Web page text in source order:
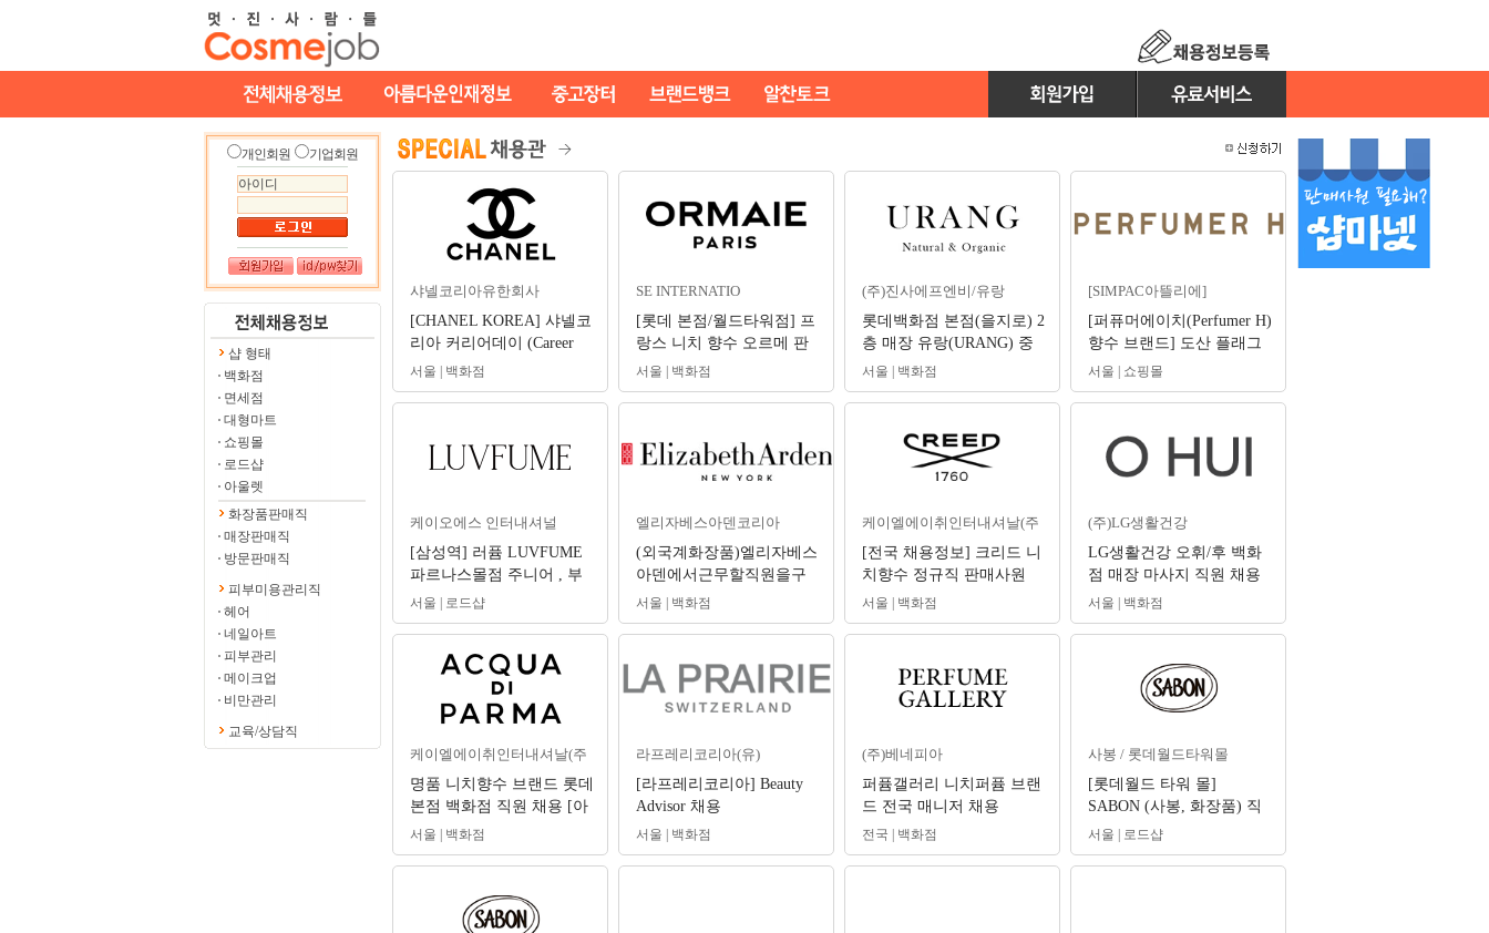
개인회원 기업회원
샵 형태
백화점
면세점
대형마트
쇼핑몰
로드샵
아울렛
화장품판매직
매장판매직
방문판매직
피부미용관리직
헤어
네일아트
피부관리
메이크업
비만관리
교육/상담직
샤넬코리아유한회사
[CHANEL KOREA] 샤넬코
리아 커리어데이 (Career
day) 및 수시 채용
서울 | 백화점
SE INTERNATIO
[롯데 본점/월드타워점] 프
랑스 니치 향수 오르메 판
매사원 구인
서울 | 백화점
(주)진사에프엔비/유랑
롯데백화점 본점(을지로) 2
층 매장 유랑(URANG) 중
간관리자 채용합니다.
서울 | 백화점
[SIMPAC아뜰리에]
[퍼퓨머에이치(Perfumer H)
향수 브랜드] 도산 플래그
십 향수 큐레이터(Scent
Curator)채용
서울 | 쇼핑몰
케이오에스 인터내셔널
[삼성역] 러퓸 LUVFUME
파르나스몰점 주니어 , 부
매니저 구인
서울 | 로드샵
엘리자베스아덴코리아
(외국계화장품)엘리자베스
아덴에서근무할직원을구
인합니다.
서울 | 백화점
케이엘에이취인터내셔날(주
[전국 채용정보] 크리드 니
치향수 정규직 판매사원
(신입/경력) 채용 #뷰티카
운셀러
서울 | 백화점
(주)LG생활건강
LG생활건강 오휘/후 백화
점 매장 마사지 직원 채용
(계약직/서울수도권)
서울 | 백화점
케이엘에이취인터내셔날(주
명품 니치향수 브랜드 롯데
본점 백화점 직원 채용 [아
쿠아 디 파르마]
서울 | 백화점
라프레리코리아(유)
[라프레리코리아] Beauty
Advisor 채용
서울 | 백화점
(주)베네피아
퍼퓸갤러리 니치퍼퓸 브랜
드 전국 매니저 채용
전국 | 백화점
사봉 / 롯데월드타워몰
[롯데월드 타워 몰]
SABON (사봉, 화장품) 직
원 채용
서울 | 로드샵